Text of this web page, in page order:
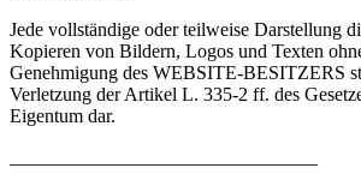
Jede vollständige oder teilweise Darstellung
Kopieren von Bildern, Logos und Texten
Genehmigung des WEBSITE-BESITZERS
Verletzung der Artikel L. 335-2 ff. des
Eigentum dar.